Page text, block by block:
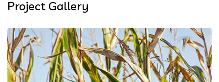
Project Gallery